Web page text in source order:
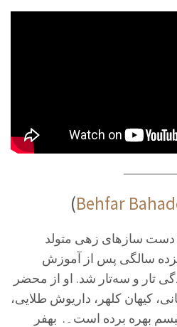
(Behfar
دست سازهای زهی متولد
سیزده سالگی پس از آموزش
تار و سه‌تار شد. او از محضر
کیهان کلهر، داریوش طلایی،
بهره برده است۔. بهفر